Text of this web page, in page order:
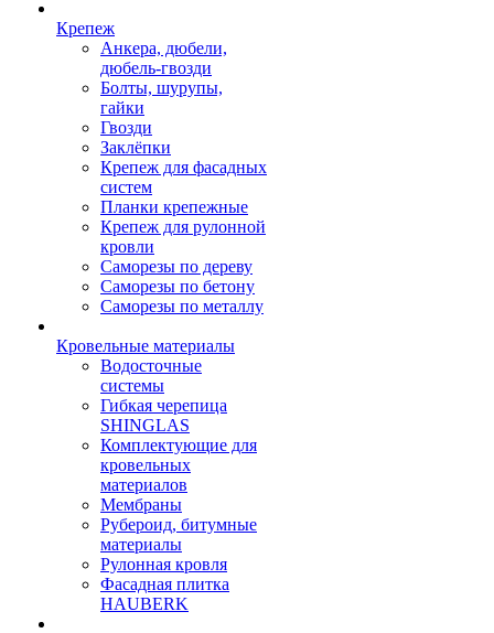
Крепеж
Анкера, дюбели,
дюбель-гвозди
Болты, шурупы,
гайки
Гвозди
Заклёпки
Крепеж для фасадных
систем
Планки крепежные
Крепеж для рулонной
кровли
Саморезы по дереву
Саморезы по бетону
Саморезы по металлу
Кровельные материалы
Водосточные
системы
Гибкая черепица
SHINGLAS
Комплектующие для
кровельных
материалов
Мембраны
Рубероид, битумные
материалы
Рулонная кровля
Фасадная плитка
HAUBERK